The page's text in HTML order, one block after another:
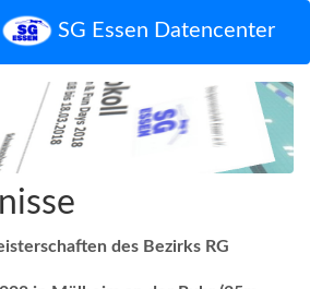
SG Essen Datencenter
des Bezirks RG